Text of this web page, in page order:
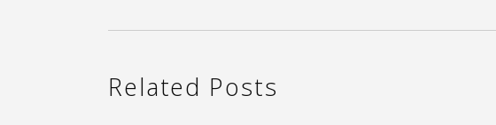
Related Posts